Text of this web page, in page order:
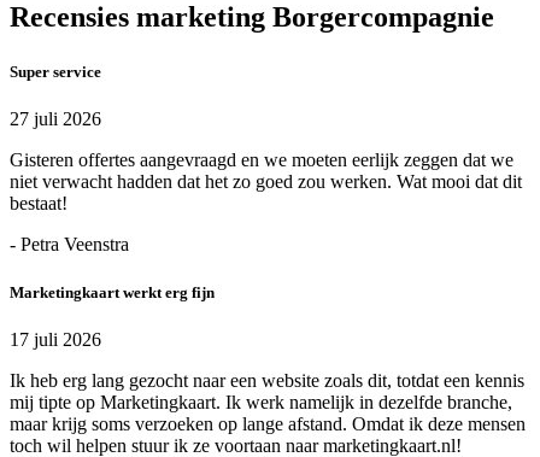
Recensies marketing Borgercompagnie
Super service
27 juli 2026
Gisteren offertes aangevraagd en we moeten eerlijk zeggen dat we
niet verwacht hadden dat het zo goed zou werken. Wat mooi dat dit
bestaat!
- Petra Veenstra
Marketingkaart werkt erg fijn
17 juli 2026
Ik heb erg lang gezocht naar een website zoals dit, totdat een kennis
mij tipte op Marketingkaart. Ik werk namelijk in dezelfde branche,
maar krijg soms verzoeken op lange afstand. Omdat ik deze mensen
toch wil helpen stuur ik ze voortaan naar marketingkaart.nl!